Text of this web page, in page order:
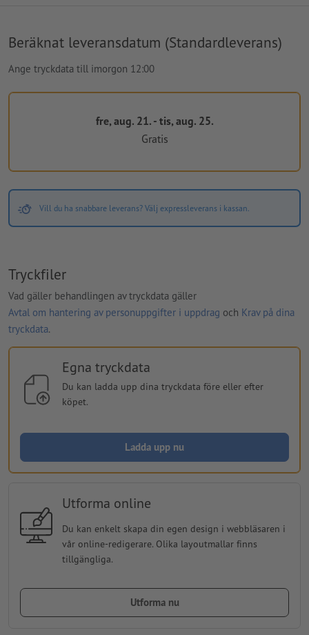
Beräknat leveransdatum (Standardleverans)
Ange tryckdata till imorgon 12:00
fre, aug. 21. - tis, aug. 25.
Gratis
Vill du ha snabbare leverans? Välj expressleverans i kassan.
Tryckfiler
Vad gäller behandlingen av tryckdata gäller
Avtal om hantering av personuppgifter i uppdrag och Krav på dina
tryckdata.
Egna tryckdata
Du kan ladda upp dina tryckdata före eller efter
köpet.
Ladda upp nu
Utforma online
Du kan enkelt skapa din egen design i webbläsaren i
vår online-redigerare. Olika layoutmallar finns
tillgängliga.
Utforma nu